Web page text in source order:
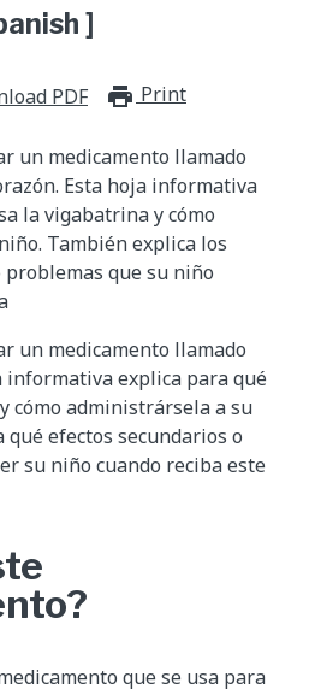
]
PDF Print
un medicamento llamado
Esta hoja informativa
la vigabatrina y cómo
También explica los
que su niño
un medicamento llamado
informativa explica para qué
cómo administrársela a su
efectos secundarios o
su niño cuando reciba este
que se usa para